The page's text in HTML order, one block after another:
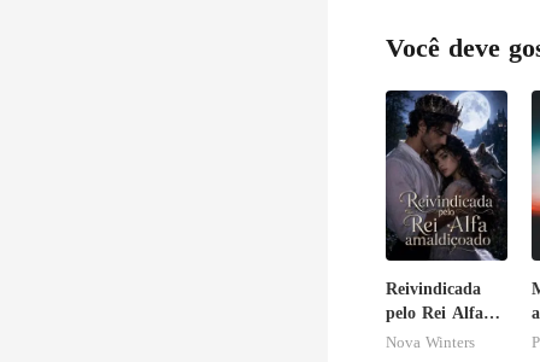
Você deve
Reivindicada
pelo Rei Alfa
amaldiçoado
Nova Winters